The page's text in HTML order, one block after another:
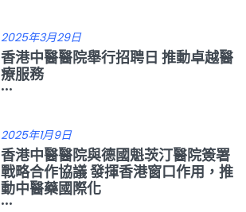
2025年3月29日
香港中醫醫院舉行招聘日 推動卓越醫
療服務
...
2025年1月9日
香港中醫醫院與德國魁茨汀醫院簽署
戰略合作協議 發揮香港窗口作用，推
動中醫藥國際化
...